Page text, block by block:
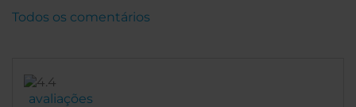
avaliações
Todos os comentários